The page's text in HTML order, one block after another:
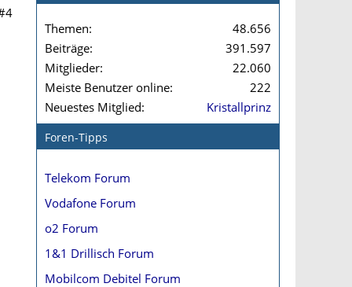
Themen
48.656
Beiträge
391.597
Mitglieder
22.060
Meiste Benutzer online
222
Neuestes Mitglied
Kristallprinz
Foren-Tipps
Telekom Forum
Vodafone Forum
o2 Forum
1&1 Drillisch Forum
Mobilcom Debitel Forum